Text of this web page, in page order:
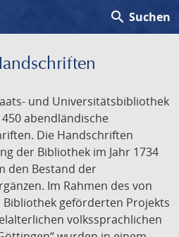
search Suchen
und Universitätsbibliothek
abendländische
Die Handschriften
der Bibliothek im Jahr 1734
den Bestand der
Im Rahmen des von
geförderten Projekts
volkssprachlichen